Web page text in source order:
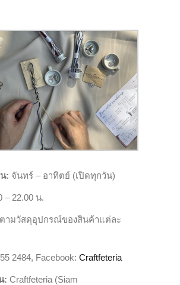
: จันทร์ – อาทิตย์ (เปิดทุกวัน)
– 22.00 น.
ตามวัสดุอุปกรณ์ของสินค้าแต่ละ
2484, Facebook: Craftfeteria
: Craftfeteria (Siam